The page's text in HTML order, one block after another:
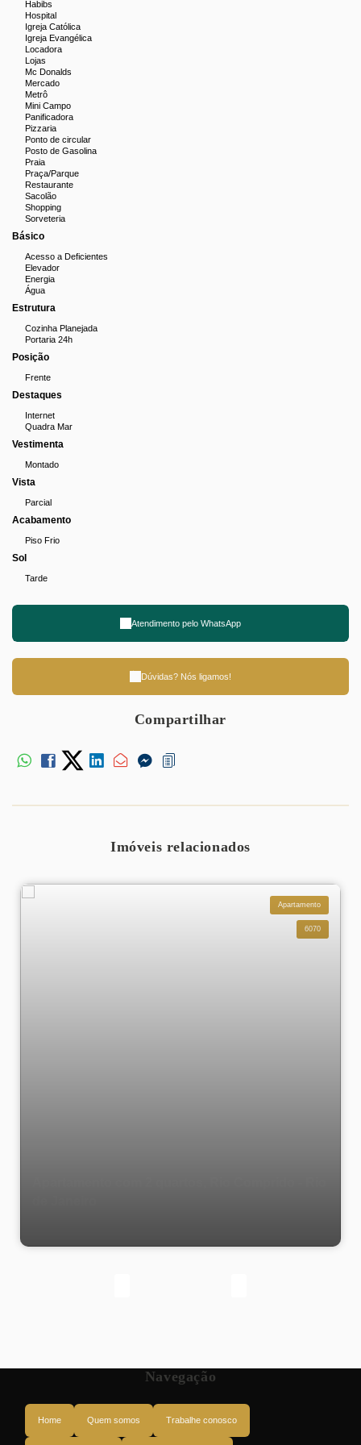
Habibs
Hospital
Igreja Católica
Igreja Evangélica
Locadora
Lojas
Mc Donalds
Mercado
Metrô
Mini Campo
Panificadora
Pizzaria
Ponto de circular
Posto de Gasolina
Praia
Praça/Parque
Restaurante
Sacolão
Shopping
Sorveteria
Básico
Acesso a Deficientes
Elevador
Energia
Água
Estrutura
Cozinha Planejada
Portaria 24h
Posição
Frente
Destaques
Internet
Quadra Mar
Vestimenta
Montado
Vista
Parcial
Acabamento
Piso Frio
Sol
Tarde
Atendimento pelo WhatsApp
Dúvidas? Nós ligamos!
Compartilhar
Imóveis relacionados
Apartamento
6070
Navegação
Home Quem somos Trabalhe conosco